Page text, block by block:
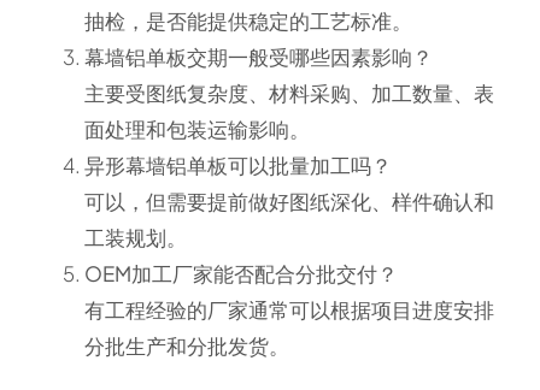
抽检，是否能提供稳定的工艺标准。
幕墙铝单板交期一般受哪些因素影响？
主要受图纸复杂度、材料采购、加工数量、表
面处理和包装运输影响。
异形幕墙铝单板可以批量加工吗？
可以，但需要提前做好图纸深化、样件确认和
工装规划。
OEM加工厂家能否配合分批交付？
有工程经验的厂家通常可以根据项目进度安排
分批生产和分批发货。